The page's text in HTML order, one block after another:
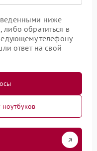
ниже
обратиться в
телефону
ответ на свой